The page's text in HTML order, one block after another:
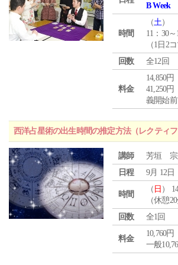
B Week
時間
（土）
11：30
（1日2コ
回数
全12回
料金
14,850
41,250
義開始前
西洋占星術の出生時間の推定方法（レクティフ
講師
芳垣 宗
日程
9月 12日
時間
（ 日 ）
（休憩
回数
全1回
料金
10,760円
一般